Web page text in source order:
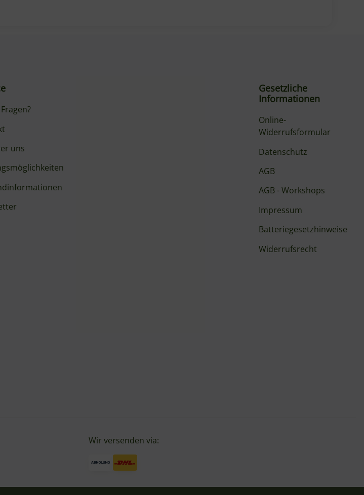
uns
Gesetzliche
Informationen
Online-
Widerrufsformular
Datenschutz
AGB
AGB - Workshops
Impressum
Batteriegesetzhinweise
Widerrufsrecht
Wir versenden via: